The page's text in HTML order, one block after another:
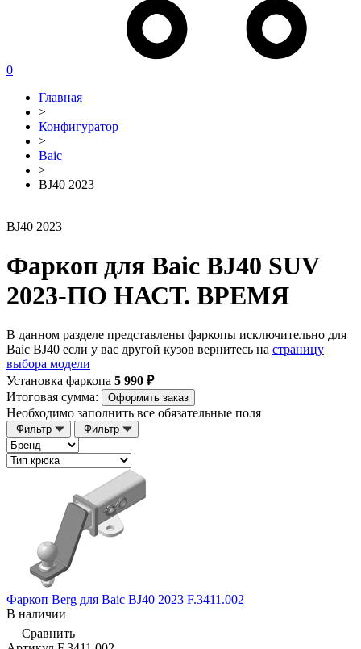
0
Главная
>
Конфигуратор
>
Baic
>
BJ40 2023
BJ40 2023
Фаркоп для Baic BJ40 SUV
2023-ПО НАСТ. ВРЕМЯ
В данном разделе представлены фаркопы исключительно для
Baic BJ40 если у вас другой кузов вернитесь на страницу
выбора модели
Установка фаркопа 5 990 ₽
Итоговая сумма:
Оформить заказ
Необходимо заполнить все обязательные поля
Фильтр Фильтр
Фаркоп Berg для Baic BJ40 2023 F.3411.002
В наличии
Сравнить